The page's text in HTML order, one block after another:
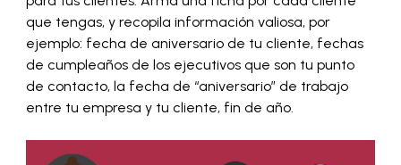
que tengas, y recopila información valiosa, por
ejemplo: fecha de aniversario de tu cliente, fechas
de cumpleaños de los ejecutivos que son tu punto
de contacto, la fecha de “aniversario” de trabajo
entre tu empresa y tu cliente, fin de año.